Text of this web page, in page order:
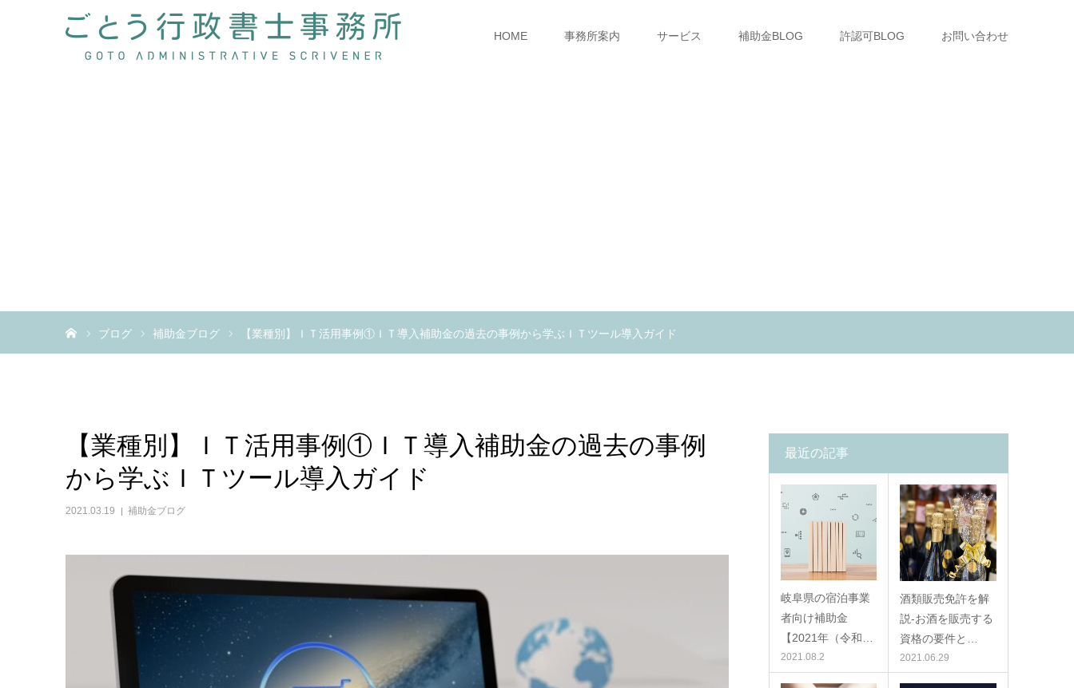
HOME 事務所案内 サービス 補助金BLOG 許認可BLOG お問い合わせ
ブログ 補助金ブログ 【業種別】ＩＴ活用事例①ＩＴ導入補助金の過去の事例から学ぶＩＴツール導入ガイド
【業種別】ＩＴ活用事例①ＩＴ導入補助金の過去の事例
から学ぶＩＴツール導入ガイド
2021.03.19 補助金ブログ
最近の記事
岐阜県の宿泊事業
者向け補助金
【2021年（令和…
2021.08.2
酒類販売免許を解
説-お酒を販売する
資格の要件と…
2021.06.29